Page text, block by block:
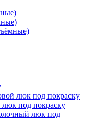
люк под покраску
под покраску
люк под